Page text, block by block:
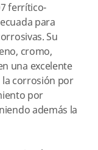
ferrítico-
para
Su
cromo,
una excelente
la corrosión por
por
además la